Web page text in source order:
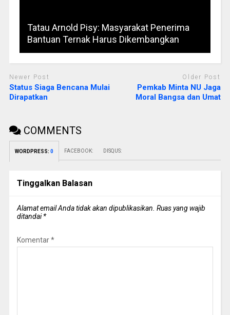
Tatau Arnold Pisy: Masyarakat Penerima
Bantuan Ternak Harus Dikembangkan
Newer Post
Status Siaga Bencana Mulai
Dirapatkan
Older Post
Pemkab Minta NU Jaga
Moral Bangsa dan Umat
COMMENTS
WORDPRESS: 0 FACEBOOK: DISQUS:
Tinggalkan Balasan
Alamat email Anda tidak akan dipublikasikan. Ruas yang wajib
ditandai*
Komentar*